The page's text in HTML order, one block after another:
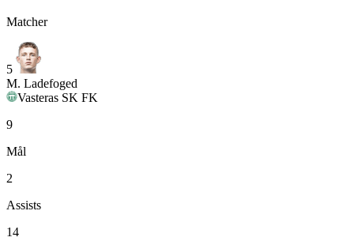
Matcher
5
M. Ladefoged
Vasteras SK FK
9
Mål
2
Assists
14